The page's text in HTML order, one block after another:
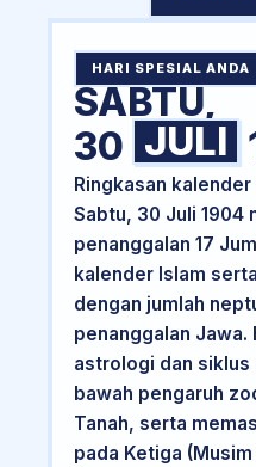
HARI SPESIAL ANDA
SABTU,
30 JULI
Ringkasan
Sabtu, 30 Juli 1904
penanggalan 17
kalender Islam
dengan jumlah
penanggalan Jawa.
astrologi dan siklus
bawah pengaruh
Tanah, serta
pada Ketiga